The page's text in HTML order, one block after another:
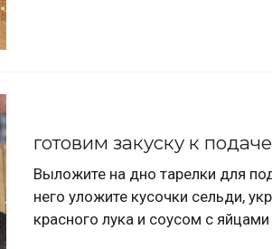
готовим закуску к подаче
Выложите на дно тарелки для
него уложите кусочки сельди,
красного лука и соусом с